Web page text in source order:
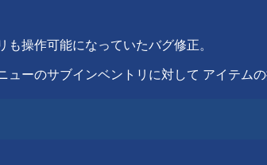
操作可能になっていたバグ修正。
ーのサブインベントリに対して アイテムの